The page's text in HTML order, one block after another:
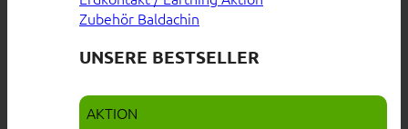
Zubehör Baldachin
UNSERE BESTSELLER
AKTION